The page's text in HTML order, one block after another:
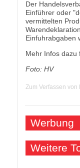
Der
Einführer oder
vermittelten
Einfuhrabgaben
Mehr Infos dazu
Foto: HV
Zum Verfassen
Werbung
Weitere